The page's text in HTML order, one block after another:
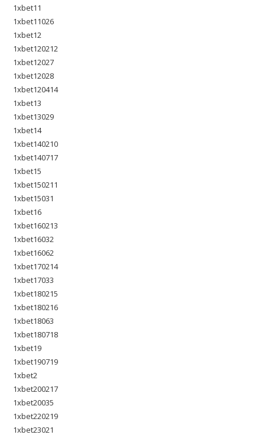
1xbet11
1xbet11026
1xbet12
1xbet120212
1xbet12027
1xbet12028
1xbet120414
1xbet13
1xbet13029
1xbet14
1xbet140210
1xbet140717
1xbet15
1xbet150211
1xbet15031
1xbet16
1xbet160213
1xbet16032
1xbet16062
1xbet170214
1xbet17033
1xbet180215
1xbet180216
1xbet18063
1xbet180718
1xbet19
1xbet190719
1xbet2
1xbet200217
1xbet20035
1xbet220219
1xbet23021